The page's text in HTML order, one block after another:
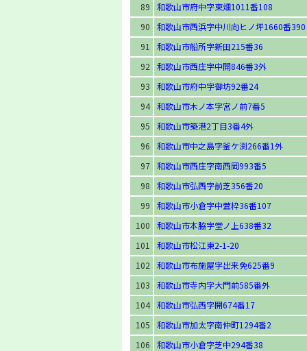
89
和歌山市府中字東畑1011番108
90
和歌山市西浜字中川向ヒノ坪1660番390
91
和歌山市船所字新田215番36
92
和歌山市西庄字中開846番3外
93
和歌山市府中字御坊92番24
94 和歌山市木ノ本字宮ノ前7番5
95
和歌山市築港2丁目3番4外
96
和歌山市中之島字釜ケ渕266番1外
97 和歌山市西庄字南西岡993番5
98
和歌山市弘西字前芝356番20
99
和歌山市小倉字中萓枠36番107
100
和歌山市本脇字堂ノ上638番32
101
和歌山市松江東2-1-20
102
和歌山市布施屋字出来免625番9
103
和歌山市寺内字大門前585番外
104 和歌山市弘西字開674番17
105
和歌山市加太字南仲町1294番2
106
和歌山市小倉字芝中294番38